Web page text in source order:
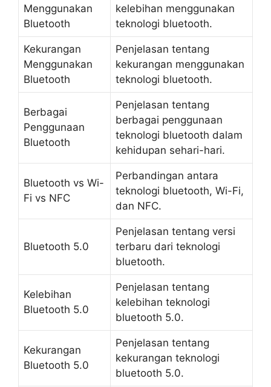
Menggunakan
Bluetooth
kelebihan menggunakan
teknologi bluetooth.
Kekurangan
Menggunakan
Bluetooth
Penjelasan tentang
kekurangan menggunakan
teknologi bluetooth.
Berbagai
Penggunaan
Bluetooth
Penjelasan tentang
berbagai penggunaan
teknologi bluetooth dalam
kehidupan sehari-hari.
Bluetooth vs Wi-
Fi vs NFC
Perbandingan antara
teknologi bluetooth, Wi-Fi,
dan NFC.
Bluetooth 5.0
Penjelasan tentang versi
terbaru dari teknologi
bluetooth.
Kelebihan
Bluetooth 5.0
Penjelasan tentang
kelebihan teknologi
bluetooth 5.0.
Kekurangan
Bluetooth 5.0
Penjelasan tentang
kekurangan teknologi
bluetooth 5.0.